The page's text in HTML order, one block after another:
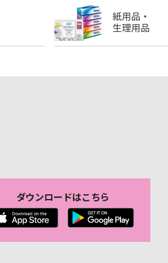
ダウンロードはこちら